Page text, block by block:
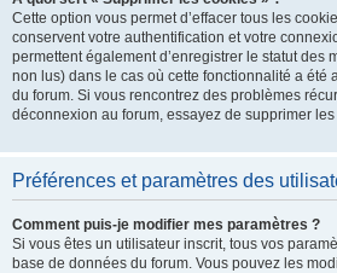
Cette option vous permet d’effacer tous les
conservent votre authentification et votre
permettent également d’enregistrer le statut des
non lus) dans le cas où cette fonctionnalité a été
du forum. Si vous rencontrez des problèmes
déconnexion au forum, essayez de supprimer
Préférences et paramètres des
Comment puis-je modifier mes paramètres ?
Si vous êtes un utilisateur inscrit, tous vos
base de données du forum. Vous pouvez les